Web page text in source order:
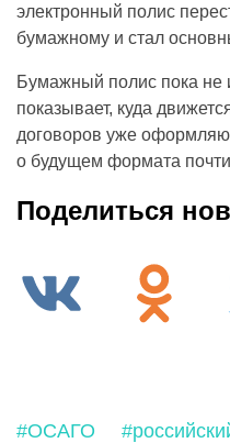
электронный полис
бумажному и стал
Бумажный полис пока не
показывает, куда
договоров уже
о будущем формата
Поделиться
#ОСАГО